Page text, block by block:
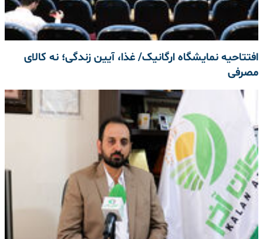
افتتاحیه نمایشگاه ارگانیک/ غذا، آیین زندگی؛ نه کالای
مصرفی